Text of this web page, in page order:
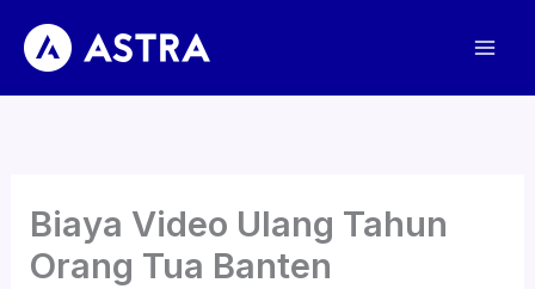
konten
Biaya Video Ulang Tahun
Orang Tua Banten